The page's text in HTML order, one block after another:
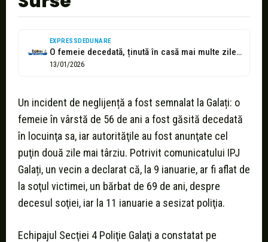
EXPRESSDEDUNARE
O femeie decedată, ținută în casă mai multe zile de propriul soț
13/01/2026
Un incident de neglijență a fost semnalat la Galați: o
femeie în vârstă de 56 de ani a fost găsită decedată
în locuinţa sa, iar autorităţile au fost anunţate cel
puţin două zile mai târziu. Potrivit comunicatului IPJ
Galați, un vecin a declarat că, la 9 ianuarie, ar fi aflat de
la soţul victimei, un bărbat de 69 de ani, despre
decesul soţiei, iar la 11 ianuarie a sesizat poliţia.
Echipajul Secţiei 4 Poliţie Galaţi a constatat pe